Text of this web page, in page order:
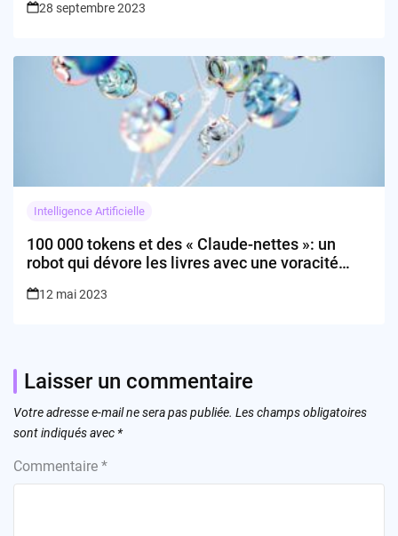
28 septembre 2023
Intelligence Artificielle
100 000 tokens et des « Claude-nettes »: un
robot qui dévore les livres avec une voracité
12 mai 2023
Laisser un commentaire
Votre adresse e-mail ne sera pas publiée. Les champs obligatoires
sont indiqués avec *
Commentaire *